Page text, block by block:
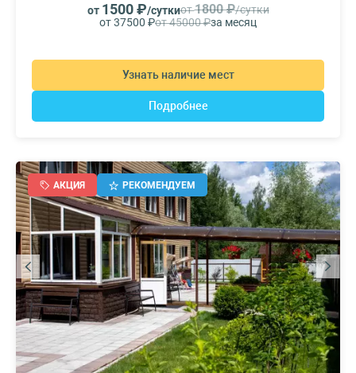
от 1500 ₽/суткиот1800 ₽/сутки
от 37500 ₽от 45000 ₽за месяц
Узнать наличие мест
Подробнее
АКЦИЯ РЕКОМЕНДУЕМ